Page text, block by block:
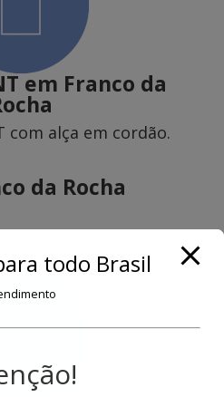
em Franco da
com alça em cordão.
da Rocha
todo Brasil